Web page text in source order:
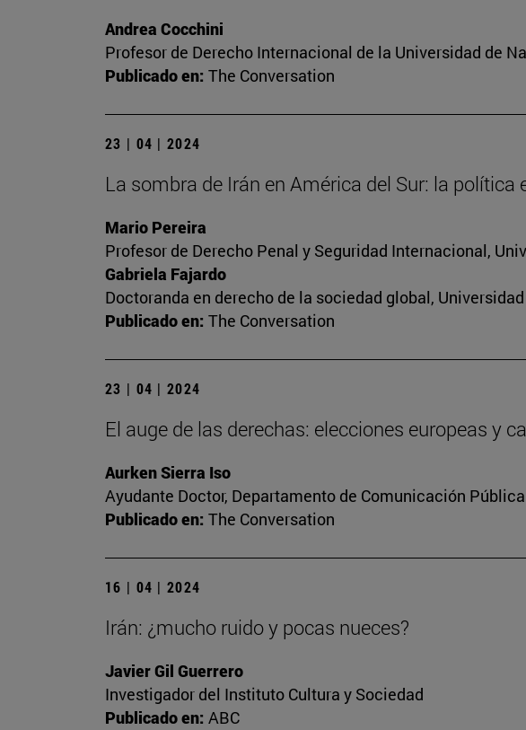
Andrea Cocchini
Profesor de Derecho Internacional de la Universidad de
Publicado en: The Conversation
23 | 04 | 2024
La sombra de Irán en América del Sur: la
Mario Pereira
Profesor de Derecho Penal y Seguridad Internacional,
Gabriela Fajardo
Doctoranda en derecho de la sociedad global,
Publicado en: The Conversation
23 | 04 | 2024
El auge de las derechas: elecciones europeas y
Aurken Sierra Iso
Ayudante Doctor, Departamento de Comunicación
Publicado en: The Conversation
16 | 04 | 2024
Irán: ¿mucho ruido y pocas nueces?
Javier Gil Guerrero
Investigador del Instituto Cultura y Sociedad
Publicado en: ABC